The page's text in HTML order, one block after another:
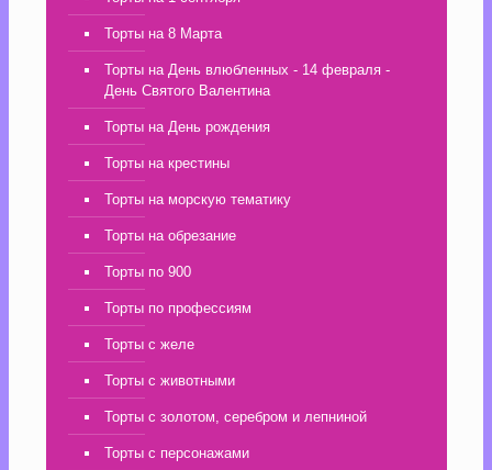
Торты на 8 Марта
Торты на День влюбленных - 14 февраля -
День Святого Валентина
Торты на День рождения
Торты на крестины
Торты на морскую тематику
Торты на обрезание
Торты по 900
Торты по профессиям
Торты с желе
Торты с животными
Торты с золотом, серебром и лепниной
Торты с персонажами